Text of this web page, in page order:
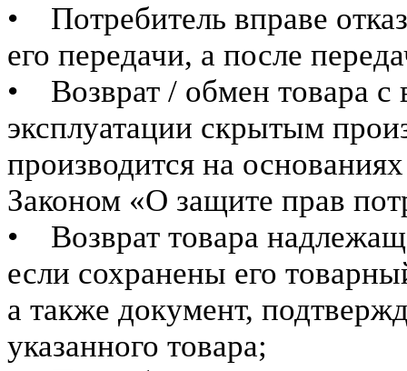
• Потребитель вправе
его передачи, а после
• Возврат / обмен товара с
эксплуатации скрытым
производится на
Законом «О защите прав
• Возврат товара
если сохранены его
а также документ,
указанного товара;